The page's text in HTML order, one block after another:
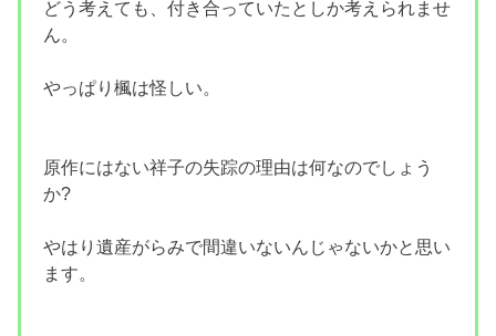
どう考えても、付き合っていたとしか考えられませ
ん。
やっぱり楓は怪しい。
原作にはない祥子の失踪の理由は何なのでしょう
か?
やはり遺産がらみで間違いないんじゃないかと思い
ます。